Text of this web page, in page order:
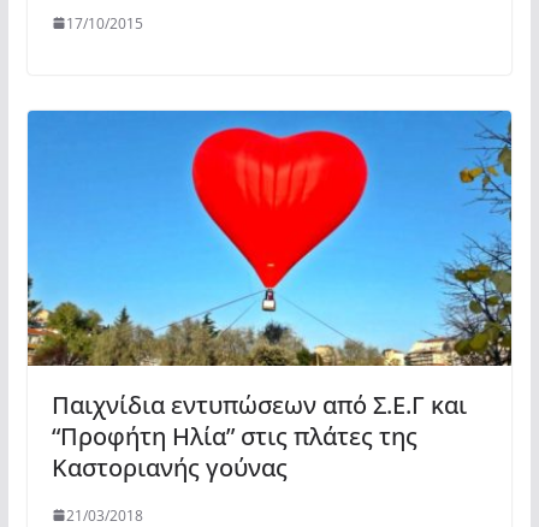
17/10/2015
Παιχνίδια εντυπώσεων από Σ.Ε.Γ και
“Προφήτη Ηλία” στις πλάτες της
Καστοριανής γούνας
21/03/2018